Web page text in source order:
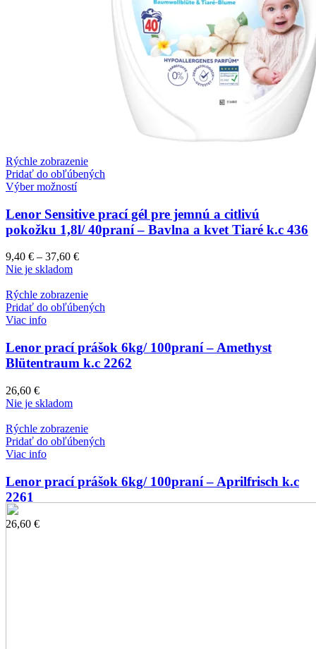
Rýchle zobrazenie
Pridať do obľúbených
Výber možností
Lenor Sensitive prací gél pre jemnú a citlivú
pokožku 1,8l/ 40praní – Bavlna a kvet Tiaré k.c 436
9,40 € – 37,60 €
Nie je skladom
Rýchle zobrazenie
Pridať do obľúbených
Viac info
Lenor prací prášok 6kg/ 100praní – Amethyst
Blütentraum k.c 2262
26,60 €
Nie je skladom
Rýchle zobrazenie
Pridať do obľúbených
Viac info
Lenor prací prášok 6kg/ 100praní – Aprilfrisch k.c
2261
26,60 €